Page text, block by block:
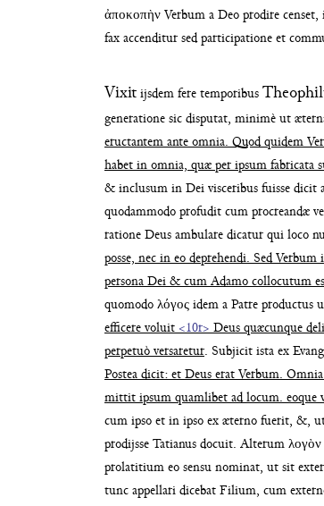
ἀποκοπὴν Verbum a Deo prodire censet,
fax accenditur sed participatione et
Vixit ijsdem fere temporibus
generatione sic disputat, minimè ut
eructantem ante omnia. Quod quidem
habet in omnia, quæ per ipsum fabricata
& inclusum in Dei visceribus fuisse
quodammodo profudit cum procreandæ
ratione Deus ambulare dicatur qui loco
posse, nec in eo deprehendi. Sed Verbum
persona Dei & cum Adamo collocutum
quomodo λόγος idem a Patre productus
efficere voluit <10r> Deus quæcunque
perpetuò versaretur. Subjicit ista ex
Postea dicit: et Deus erat Verbum.
mittit ipsum quamlibet ad locum. eoque
cum ipso et in ipso ex æterno fuerit, &,
prodijsse Tatianus docuit. Alterum λογὸν
prolatitium eo sensu nominat, ut sit
tunc appellari dicebat Filium, cum